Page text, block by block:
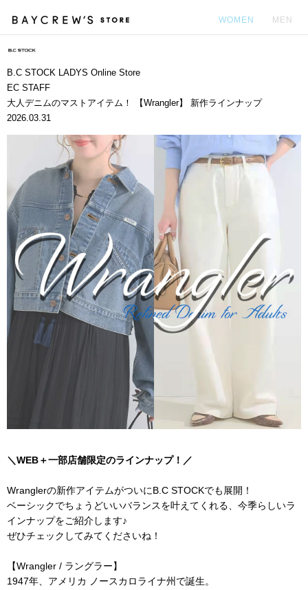
WOMEN MEN
B.C STOCK LADYS Online Store
EC STAFF
大人デニムのマストアイテム！ 【Wrangler】 新作ラインナップ
2026.03.31
＼WEB＋一部店舗限定のラインナップ！／
Wranglerの新作アイテムがついにB.C STOCKでも展開！
ベーシックでちょうどいいバランスを叶えてくれる、今季らしいラ
インナップをご紹介します♪
ぜひチェックしてみてくださいね！
【Wrangler / ラングラー】
1947年、アメリカ ノースカロライナ州で誕生。